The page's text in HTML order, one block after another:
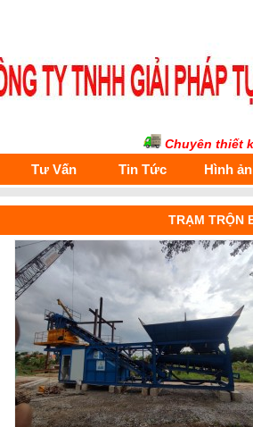
Chuyên thiết kế - Gia
Tư Vấn Tin Tức Hình
TRẠM TRỘN